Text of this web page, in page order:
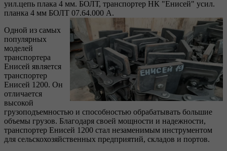
уил.цепь плака 4 мм. БОЛТ, транспортер НК "Енисей" усил.
планка 4 мм БОЛТ 07.64.000 А.
Одной из самых
популярных
моделей
транспортера
Енисей является
транспортер
Енисей 1200. Он
отличается
высокой
грузоподъемностью и способностью обрабатывать большие
объемы грузов. Благодаря своей мощности и надежности,
транспортер Енисей 1200 стал незаменимым инструментом
для сельскохозяйственных предприятий, складов и портов.